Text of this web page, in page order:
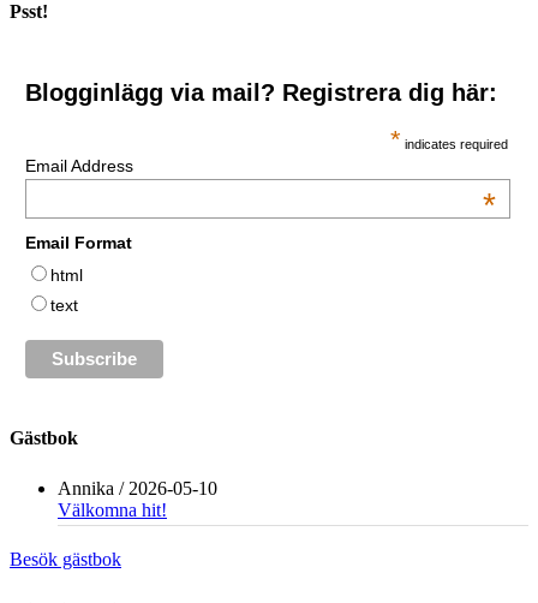
Psst!
Blogginlägg via mail? Registrera dig här:
* indicates required
Email Address
*
Email Format
html
text
Gästbok
Annika / 2026-05-10
Välkomna hit!
Besök gästbok